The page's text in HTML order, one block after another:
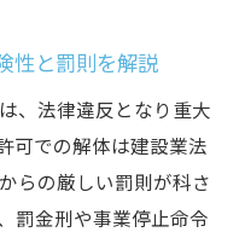
性と罰則を解説
、法律違反となり重大
可での解体は建設業法
らの厳しい罰則が科さ
罰金刑や事業停止命令